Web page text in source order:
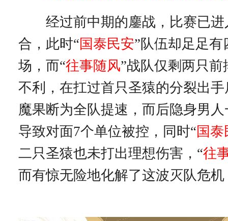
经过前中期的鏖战，比赛已进
合，此时“国泰民安”队伍却足足
场，而“往事随风”战队仅剩两只
不利，在扛过首只圣猿的分裂出
魔果断为全队提速，而后隐身男
导致对面7个单位被控，同时“国
二只圣猿也未打出理想伤害，“往
而有惊无险地化解了这波灭队危机